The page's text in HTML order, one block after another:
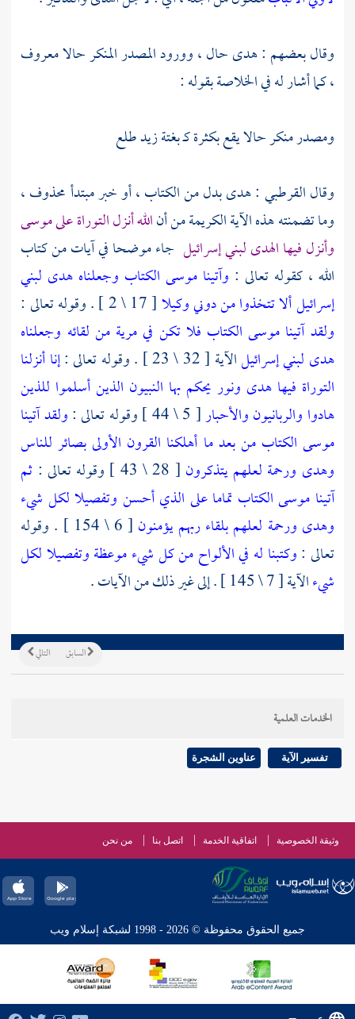
وقال بعضهم : هدى حال ، وورود المصدر المنكر حالا معروف
، كما أشار له في الخلاصة بقوله :
ومصدر منكر حالا يقع بكثرة كـ بغتة زيد طلع
وقالالقرطبي : هدى بدل من الكتاب ، أو خبر مبتدأ محذوف ،
وما تضمنته هذه الآية الكريمة من أنالله أنزل التوراة على موسى
وأنزل فيها الهدى لبني إسرائيل جاء موضحا في آيات من كتاب
الله ، كقوله تعالى : وآتينا موسى الكتاب وجعلناه هدى لبني
إسرائيل ألا تتخذوا من دوني ‎وكيلا
[ 17 \ 2 ] . وقوله تعالى :
ولقد آتينا موسى الكتاب فلا تكن في مرية من لقائه وجعلناه
هدى لبني إسرائيلالآية [ 32 \ 23 ] . وقوله تعالى :
إنا أنزلنا
التوراة فيها هدى ونور يحكم بها النبيون الذين أسلموا للذين
هادوا والربانيون والأحبار[ 5 \ 44 ] وقوله تعالى :
ولقد آتينا
موسى الكتاب من بعد ما أهلكنا القرون الأولى بصائر للناس
وهدى ورحمة لعلهم يتذكرون [ 28 \ 43 ] وقوله تعالى :
ثم
آتينا موسى الكتاب تماما على الذي أحسن وتفصيلا لكل شيء
وهدى ورحمة لعلهم بلقاء ربهم يؤمنون
[ 6 \ 154 ] . وقوله
تعالى :وكتبنا له في الألواح من كل شيء موعظة وتفصيلا لكل
شيءالآية [ 7 \ 145 ] . إلى غير ذلك من الآيات .
التالي السابق
الخدمات العلمية
تفسير الآية عناوين الشجرة
وثيقة الخصوصية اتفاقية الخدمة اتصل بنا من نحن
جميع الحقوق محفوظة © 2026 - 1998 لشبكة إسلام ويب